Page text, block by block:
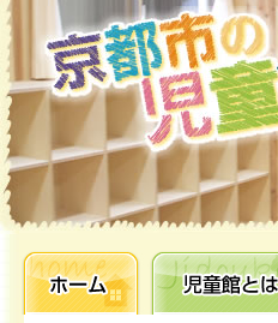
ホーム 児童館とは？